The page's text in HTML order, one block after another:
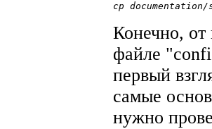
cp
Конечно, от
файле
первый
самые
нужно